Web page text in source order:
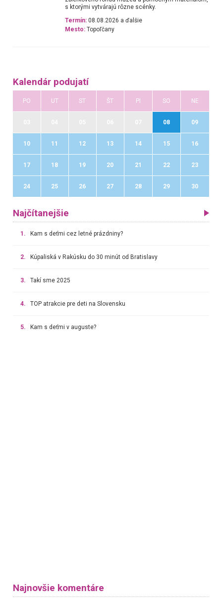
s ktorými vytvárajú rôzne scénky.
Termín: 08.08.2026 a ďalšie
Mesto: Topoľčany
Kalendár podujatí
PO UT ST ŠT PI SO NE
08 09
10 11 12 13 14 15 16
17 18 19 20 21 22 23
24 25 26 27 28 29 30
Najčítanejšie
1. Kam s deťmi cez letné prázdniny?
2. Kúpaliská v Rakúsku do 30 minút od Bratislavy
3. Takí sme 2025
4. TOP atrakcie pre deti na Slovensku
5. Kam s deťmi v auguste?
Najnovšie komentáre